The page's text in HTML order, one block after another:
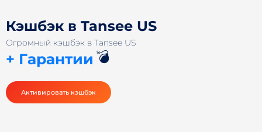
Кэшбэк в Tansee US
Огромный кэшбэк в Tansee US
+ Гарантии 💣
Активировать кэшбэк